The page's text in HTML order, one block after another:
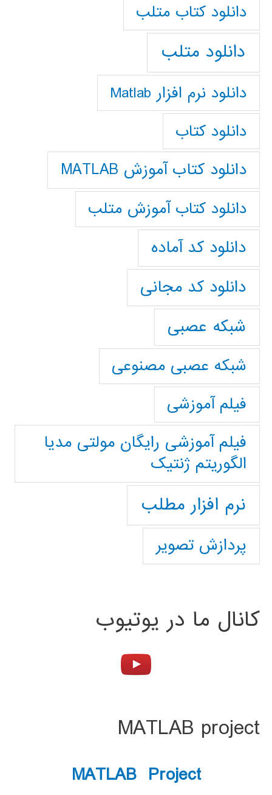
دانلود كتاب متلب
دانلود متلب
دانلود نرم افزار Matlab
دانلود کتاب
دانلود کتاب آموزش MATLAB
دانلود کتاب آموزش متلب
دانلود کد آماده
دانلود کد مجانی
شبکه عصبی
شبکه عصبی مصنوعی
فیلم آموزشی
فیلم آموزشی رایگان مولتی مدیا
الگوریتم ژنتیک
نرم افزار مطلب
پردازش تصویر
کانال ما در یوتیوب
MATLAB project
MATLAB Project